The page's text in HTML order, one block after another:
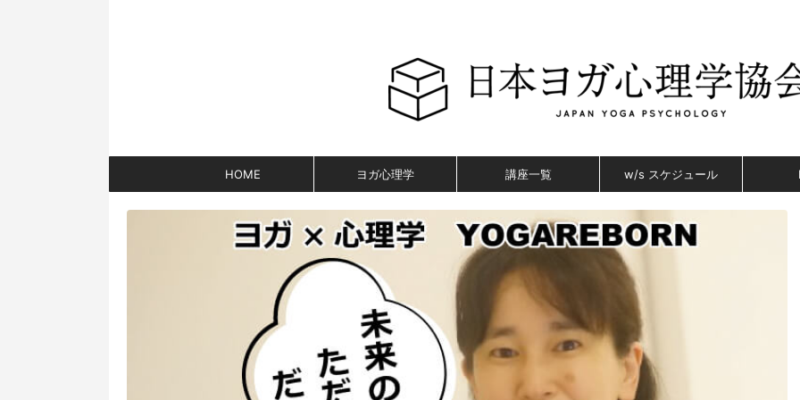
HOME ヨガ心理学 講座一覧 w/s スケジュール